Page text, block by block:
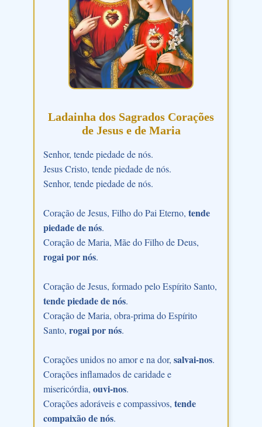
Ladainha dos Sagrados Corações
de Jesus e de Maria
Senhor, tende piedade de nós.
Jesus Cristo, tende piedade de nós.
Senhor, tende piedade de nós.
Coração de Jesus, Filho do Pai Eterno, tende
piedade de nós.
Coração de Maria, Mãe do Filho de Deus,
rogai por nós.
Coração de Jesus, formado pelo Espírito Santo,
tende piedade de nós.
Coração de Maria, obra-prima do Espírito
Santo, rogai por nós.
Corações unidos no amor e na dor, salvai-nos.
Corações inflamados de caridade e
misericórdia, ouvi-nos.
Corações adoráveis e compassivos, tende
compaixão de nós.